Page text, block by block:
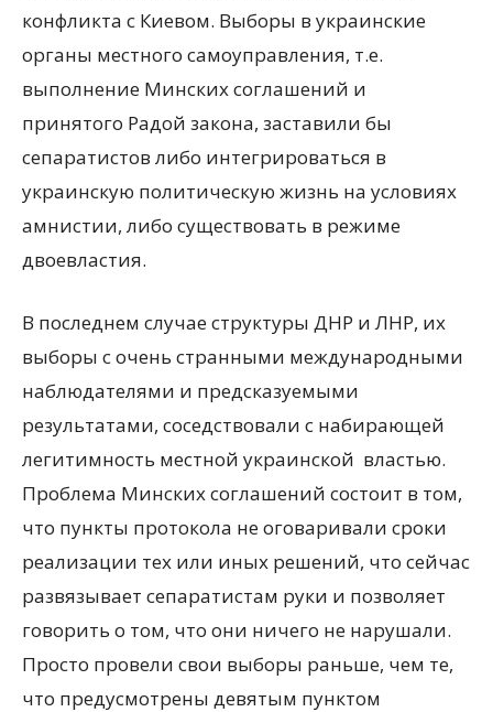
конфликта с Киевом. Выборы в украинские
органы местного самоуправления, т.е.
выполнение Минских соглашений и
принятого Радой закона, заставили бы
сепаратистов либо интегрироваться в
украинскую политическую жизнь на условиях
амнистии, либо существовать в режиме
двоевластия.
В последнем случае структуры ДНР и ЛНР, их
выборы с очень странными международными
наблюдателями и предсказуемыми
результатами, соседствовали с набирающей
легитимность местной украинской властью.
Проблема Минских соглашений состоит в том,
что пункты протокола не оговаривали сроки
реализации тех или иных решений, что сейчас
развязывает сепаратистам руки и позволяет
говорить о том, что они ничего не нарушали.
Просто провели свои выборы раньше, чем те,
что предусмотрены девятым пунктом